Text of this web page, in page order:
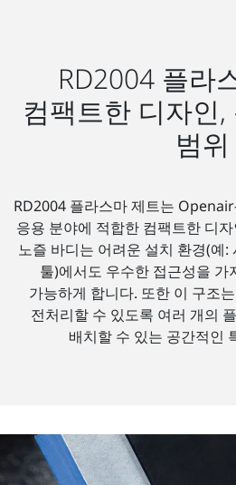
RD2004 플라
컴팩트한 디자인
범위
RD2004 플라스마 제트는
응용 분야에 적합한 컴팩트한 디
노즐 바디는 어려운 설치 환경(예:
툴)에서도 우수한 접근성을 가
가능하게 합니다. 또한 이 구조
전처리할 수 있도록 여러 개의
배치할 수 있는 공간적인